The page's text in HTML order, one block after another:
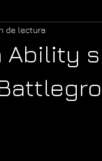
Ability
de lectura